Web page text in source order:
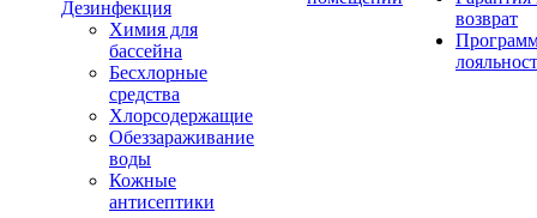
Дезинфекция
Химия для
бассейна
Бесхлорные
средства
Хлорсодержащие
Обеззараживание
воды
Кожные
антисептики
возврат